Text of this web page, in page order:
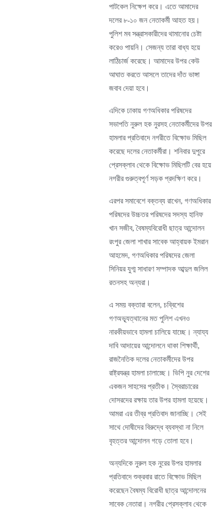
পাটকেল নিক্ষেপ করে। এতে আমাদের
দলের ৮-১০ জন নেতাকর্মী আহত হয়।
পুলিশ মব সন্ত্রাসকারীদের থামানোর চেষ্টা
করেও পায়নি। সেজন্য তারা বাধ্য হয়ে
লাঠিচার্জ করেছে। আমাদের উপর কেউ
আঘাত করতে আসলে তাদের দাঁত ভাঙ্গা
জবাব দেয়া হবে।
এদিকে ঢাকায় গণঅধিকার পরিষদের
সভাপতি নুরুল হক নুরসহ নেতাকর্মীদের উপর
হামলার প্রতিবাদে নগরীতে বিক্ষোভ মিছিল
করেছে দলের নেতাকর্মীরা। শনিবার দুপুরে
প্রেসক্লাব থেকে বিক্ষোভ মিছিলটি বের হয়ে
নগরীর গুরুত্বপূর্ণ সড়ক প্রদক্ষিণ করে।
এরপর সমাবেশে বক্তব্য রাখেন, গণঅধিকার
পরিষদের উচ্চতর পরিষদের সদস্য হানিফ
খান সজীব, বৈষম্যবিরোধী ছাত্র আন্দোলন
রংপুর জেলা শাখার সাবেক আহ্বায়ক ইমরান
আহমেদ, গণঅধিকার পরিষদের জেলা
সিনিয়র যুগ্ম সাধারণ সম্পাদক আব্দুল জলিল
রতনসহ অন্যরা।
এ সময় বক্তারা বলেন, চব্বিশের
গণঅভ্যূত্থানের মত পুলিশ এখনও
নারকীয়ভাবে হামলা চালিয়ে যাচ্ছে। ন্যায্য
দাবি আদায়ের আন্দোলনে থাকা শিক্ষার্থী,
রাজনৈতিক দলের নেতাকর্মীদের উপর
রাষ্ট্রযন্ত্র হামলা চালাচ্ছে। ভিপি নুর দেশের
একজন সাহসের প্রতীক। স্বৈরাচারের
দোসরদের রক্ষায় তার উপর হামলা হয়েছে।
আমরা এর তীব্র প্রতিবাদ জানাচ্ছি। সেই
সাথে দোষীদের বিরুদ্ধে ব্যবস্থা না নিলে
বৃহত্তর আন্দোলন গড়ে তোলা হবে।
অন্যদিকে নুরুল হক নুরের উপর হামলার
প্রতিবাদে শুক্রবার রাতে বিক্ষোভ মিছিল
করেছেন বৈষম্য বিরোধী ছাত্র আন্দোলনের
সাবেক নেতারা। নগরীর প্রেসক্লাব থেকে